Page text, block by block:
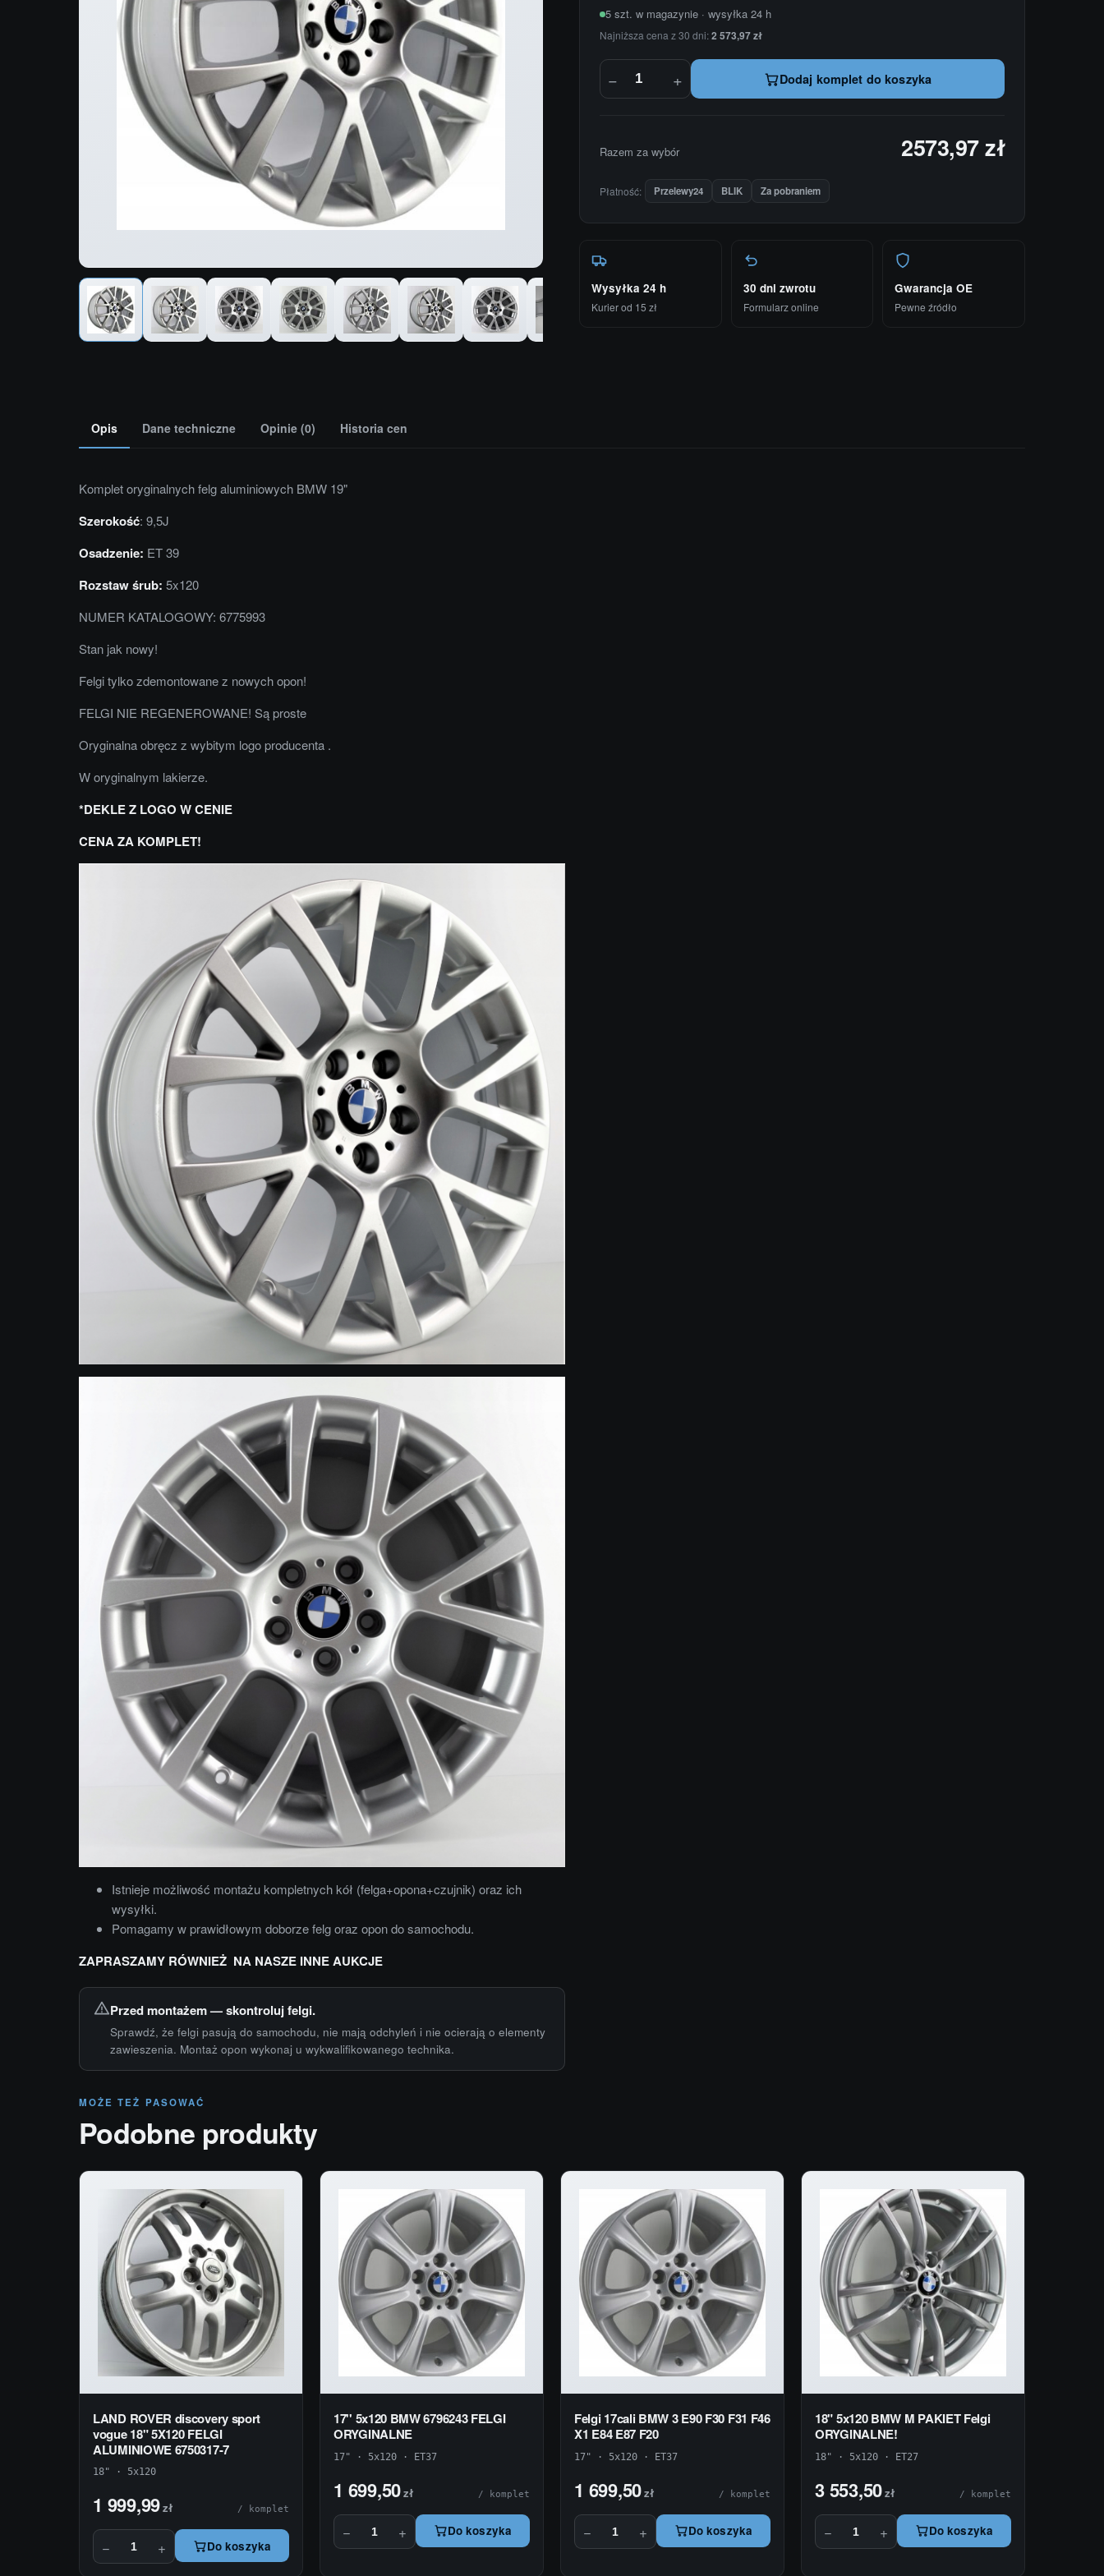
5 szt. w magazynie · wysyłka 24 h
Najniższa cena z 30 dni:2 573,97 zł
− + Dodaj komplet do koszyka
Razem za wybór 2573,97 zł
Płatność: Przelewy24 BLIK Za pobraniem
Wysyłka 24 h
Kurier od 15 zł
30 dni zwrotu
Formularz online
Gwarancja OE
Pewne źródło
Opis Dane techniczne Opinie (0) Historia cen
Komplet oryginalnych felg aluminiowych BMW 19"
Szerokość: 9,5J
Osadzenie: ET 39
Rozstaw śrub: 5x120
NUMER KATALOGOWY: 6775993
Stan jak nowy!
Felgi tylko zdemontowane z nowych opon!
FELGI NIE REGENEROWANE! Są proste
Oryginalna obręcz z wybitym logo producenta .
W oryginalnym lakierze.
*DEKLE Z LOGO W CENIE
CENA ZA KOMPLET!
Istnieje możliwość montażu kompletnych kół (felga+opona+czujnik) oraz ich
wysyłki.
Pomagamy w prawidłowym doborze felg oraz opon do samochodu.
ZAPRASZAMY RÓWNIEŻ NA NASZE INNE AUKCJE
Przed montażem — skontroluj felgi.
Sprawdź, że felgi pasują do samochodu, nie mają odchyleń i nie ocierają o elementy
zawieszenia. Montaż opon wykonaj u wykwalifikowanego technika.
MOŻE TEŻ PASOWAĆ
Podobne produkty
LAND ROVER discovery sport
vogue 18" 5X120 FELGI
ALUMINIOWE 6750317-7
18" · 5x120
1 999,99zł / komplet
− + Do koszyka
17'' 5x120 BMW 6796243 FELGI
ORYGINALNE
17" · 5x120 · ET37
1 699,50zł / komplet
− + Do koszyka
Felgi 17cali BMW 3 E90 F30 F31 F46
X1 E84 E87 F20
17" · 5x120 · ET37
1 699,50zł / komplet
− + Do koszyka
18" 5x120 BMW M PAKIET Felgi
ORYGINALNE!
18" · 5x120 · ET27
3 553,50zł / komplet
− + Do koszyka